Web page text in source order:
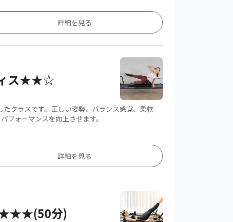
詳細を見る
ィス★★☆
クラスです。正しい姿勢、バランス感覚、柔軟
フォーマンスを向上させます。
詳細を見る
★★★(50分)